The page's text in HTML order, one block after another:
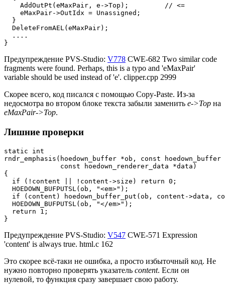
    AddOutPt(eMaxPair, e->Top);         // <=
    eMaxPair->OutIdx = Unassigned;
  }
  DeleteFromAEL(eMaxPair);
  ....
}
Предупреждение PVS-Studio: V778 CWE-682 Two similar code
fragments were found. Perhaps, this is a typo and 'eMaxPair'
variable should be used instead of 'e'. clipper.cpp 2999
Скорее всего, код писался с помощью Copy-Paste. Из-за
недосмотра во втором блоке текста забыли заменить e->Top на
eMaxPair->Top.
Лишние проверки
static int
rndr_emphasis(hoedown_buffer *ob, const
              const hoedown_renderer_data *data)
{
  if (!content || !content->size) return 0;
  HOEDOWN_BUFPUTSL(ob, "<em>");
if (content) hoedown_buffer_put(ob, content->data,
  HOEDOWN_BUFPUTSL(ob, "</em>");
  return 1;
}
Предупреждение PVS-Studio: V547 CWE-571 Expression
'content' is always true. html.c 162
Это скорее всё-таки не ошибка, а просто избыточный код. Не
нужно повторно проверять указатель content. Если он
нулевой, то функция сразу завершает свою работу.